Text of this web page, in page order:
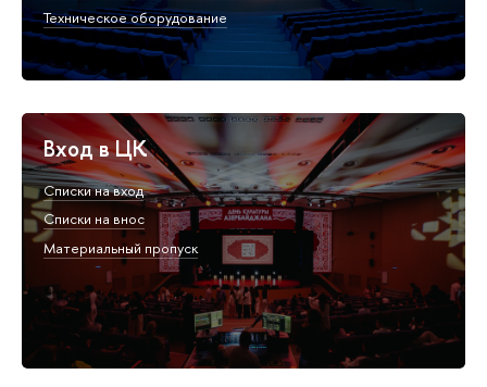
Техническое оборудование
Вход в ЦК
Списки на вход
Списки на внос
Материальный пропуск